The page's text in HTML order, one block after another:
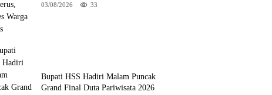
03/08/2026 33
Bupati HSS Hadiri Malam Puncak
Grand Final Duta Pariwisata 2026